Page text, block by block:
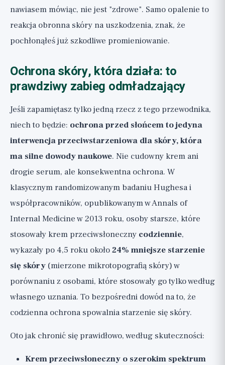
nawiasem mówiąc, nie jest "zdrowe". Samo opalenie to
reakcja obronna skóry na uszkodzenia, znak, że
pochłonąłeś już szkodliwe promieniowanie.
Ochrona skóry, która działa: to
prawdziwy zabieg odmładzający
Jeśli zapamiętasz tylko jedną rzecz z tego przewodnika,
niech to będzie: ochrona przed słońcem to jedyna
interwencja przeciwstarzeniowa dla skóry, która
ma silne dowody naukowe. Nie cudowny krem ani
drogie serum, ale konsekwentna ochrona. W
klasycznym randomizowanym badaniu Hughesa i
współpracowników, opublikowanym w Annals of
Internal Medicine w 2013 roku, osoby starsze, które
stosowały krem przeciwsłoneczny codziennie,
wykazały po 4,5 roku około24% mniejsze starzenie
się skóry (mierzone mikrotopografią skóry) w
porównaniu z osobami, które stosowały go tylko według
własnego uznania. To bezpośredni dowód na to, że
codzienna ochrona spowalnia starzenie się skóry.
Oto jak chronić się prawidłowo, według skuteczności:
Krem przeciwsłoneczny o szerokim spektrum